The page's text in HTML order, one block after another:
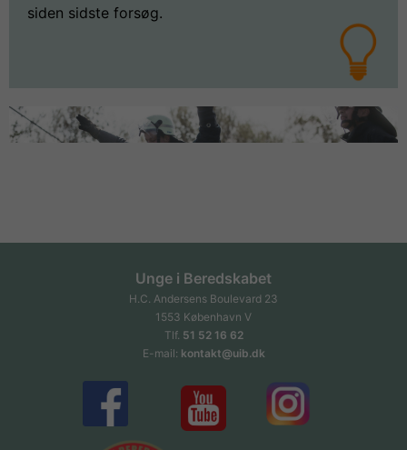
siden sidste forsøg.
Unge i Beredskabet
H.C. Andersens Boulevard 23
1553 København V
Tlf. 51 52 16 62
E-mail: kontakt@uib.dk